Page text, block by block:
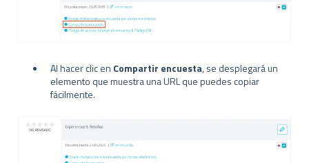
Al hacer clic en Compartir encuesta, se desplegará un
elemento que muestra una URL que puedes copiar
fácilmente.